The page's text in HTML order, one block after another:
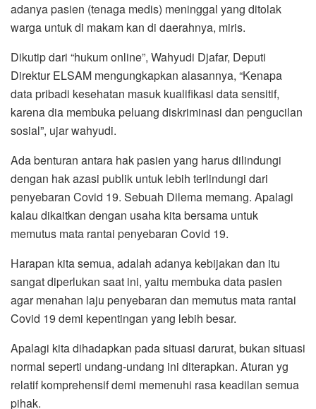
adanya pasien (tenaga medis) meninggal yang ditolak
warga untuk di makam kan di daerahnya, miris.
Dikutip dari “hukum online”, Wahyudi Djafar, Deputi
Direktur ELSAM mengungkapkan alasannya, “Kenapa
data pribadi kesehatan masuk kualifikasi data sensitif,
karena dia membuka peluang diskriminasi dan pengucilan
sosial”, ujar wahyudi.
Ada benturan antara hak pasien yang harus dilindungi
dengan hak azasi publik untuk lebih terlindungi dari
penyebaran Covid 19. Sebuah Dilema memang. Apalagi
kalau dikaitkan dengan usaha kita bersama untuk
memutus mata rantai penyebaran Covid 19.
Harapan kita semua, adalah adanya kebijakan dan itu
sangat diperlukan saat ini, yaitu membuka data pasien
agar menahan laju penyebaran dan memutus mata rantai
Covid 19 demi kepentingan yang lebih besar.
Apalagi kita dihadapkan pada situasi darurat, bukan situasi
normal seperti undang-undang ini diterapkan. Aturan yg
relatif komprehensif demi memenuhi rasa keadilan semua
pihak.